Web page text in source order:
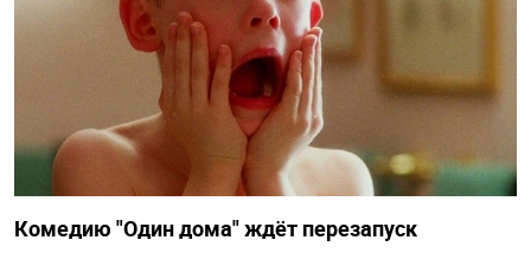
Комедию "Один дома" ждёт перезапуск